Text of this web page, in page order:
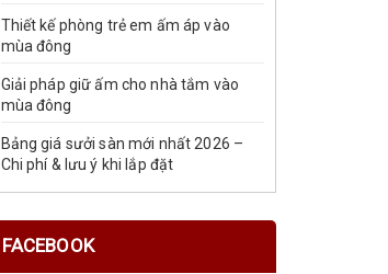
Thiết kế phòng trẻ em ấm áp vào
mùa đông
Giải pháp giữ ấm cho nhà tắm vào
mùa đông
Bảng giá sưởi sàn mới nhất 2026 –
Chi phí & lưu ý khi lắp đặt
FACEBOOK